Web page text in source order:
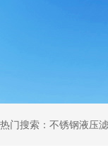
热门搜索：不锈钢液压